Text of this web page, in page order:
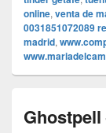
online, venta de
0031851072089
madrid,